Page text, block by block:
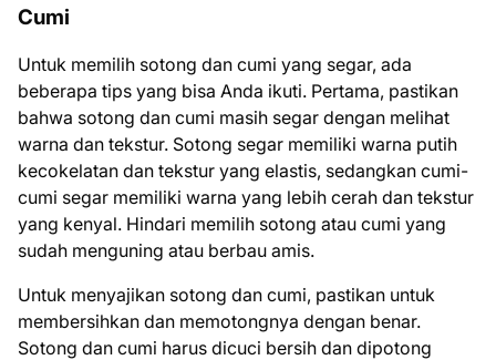
Cumi
Untuk memilih sotong dan cumi yang segar, ada
beberapa tips yang bisa Anda ikuti. Pertama, pastikan
bahwa sotong dan cumi masih segar dengan melihat
warna dan tekstur. Sotong segar memiliki warna putih
kecokelatan dan tekstur yang elastis, sedangkan cumi-
cumi segar memiliki warna yang lebih cerah dan tekstur
yang kenyal. Hindari memilih sotong atau cumi yang
sudah menguning atau berbau amis.
Untuk menyajikan sotong dan cumi, pastikan untuk
membersihkan dan memotongnya dengan benar.
Sotong dan cumi harus dicuci bersih dan dipotong